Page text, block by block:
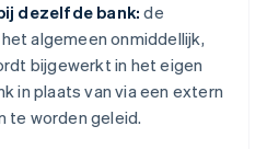
dezelfde bank: de
algemeen onmiddellijk,
bijgewerkt in het eigen
in plaats van via een extern
te worden geleid.